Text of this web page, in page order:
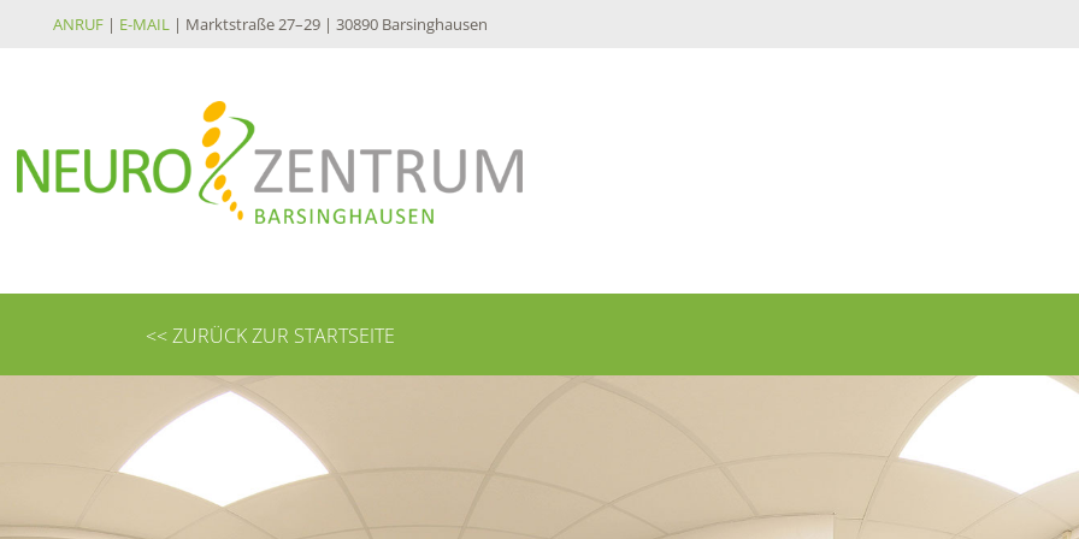
ANRUF| E-MAIL| Marktstraße 27–29 | 30890 Barsinghausen
<< ZURÜCK ZUR STARTSEITE